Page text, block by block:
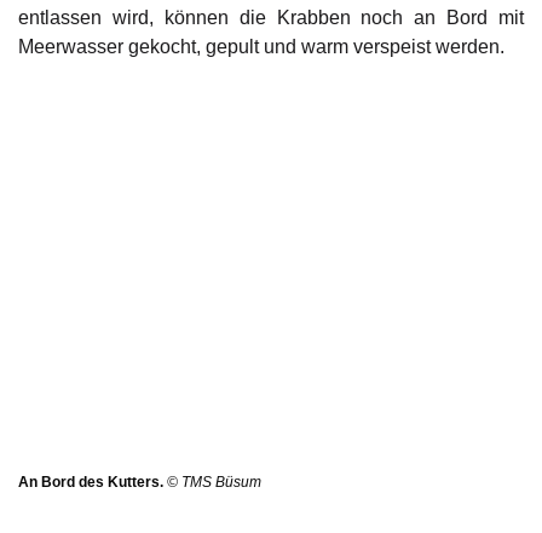
entlassen wird, können die Krabben noch an Bord mit
Meerwasser gekocht, gepult und warm verspeist werden.
An Bord des Kutters. © TMS Büsum